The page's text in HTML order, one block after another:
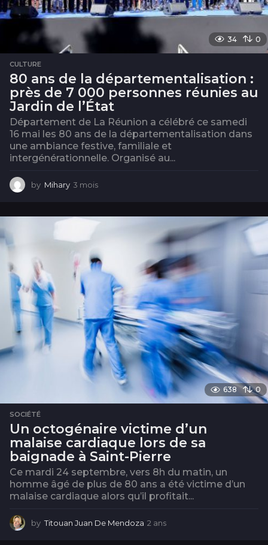
34 0
CULTURE
80 ans de la départementalisation :
près de 7 000 personnes réunies au
Jardin de l’État
Département de La Réunion a célébré ce samedi
16 mai les 80 ans de la départementalisation dans
une ambiance festive, familiale et
intergénérationnelle. Organisé au...
by Mihary 3 mois
i
638 0
SOCIÉTÉ
Un octogénaire victime d’un
malaise cardiaque lors de sa
baignade à Saint-Pierre
Ce mardi 24 septembre, vers 8h du matin, un
homme âgé de plus de 80 ans a été victime d’un
malaise cardiaque alors qu’il profitait...
by Titouan Juan De Mendoza 2 ans